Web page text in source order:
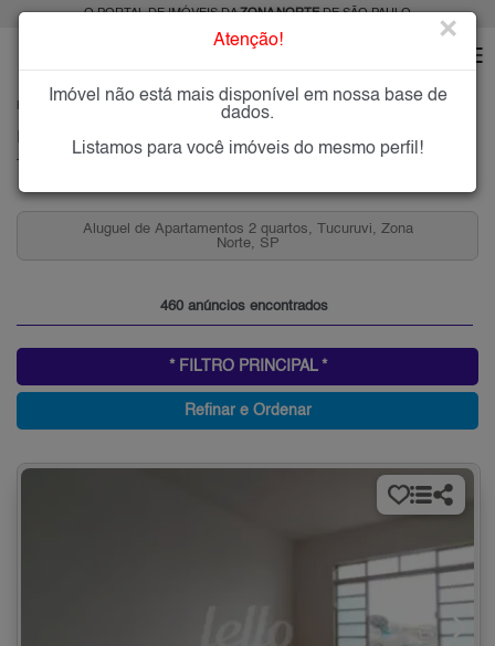
O PORTAL DE IMÓVEIS DAZONA NORTEDE SÃO PAULO
TUCURUVI
Imóveis para Alugar no Tucuruvi, Zona Norte de São Paulo, SP
Aluguel de Apartamentos 2 quartos, Tucuruvi, Zona
Norte, SP
460 anúncios encontrados
* FILTRO PRINCIPAL *
Refinar e Ordenar
Atenção! ×
Imóvel não está mais disponível em nossa base de
dados.
Listamos para você imóveis do mesmo perfil!